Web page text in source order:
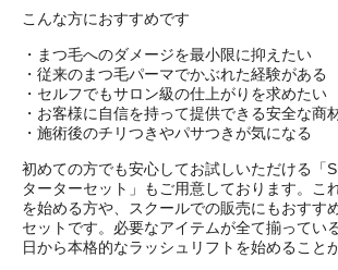
こんな方におすすめです
・まつ毛へのダメージを最小限に抑えたい
・従来のまつ毛パーマでかぶれた経験がある
・セルフでもサロン級の仕上がりを求めたい
・お客様に自信を持って提供できる安全な商
・施術後のチリつきやパサつきが気になる
初めての方でも安心してお試しいただける「
ターターセット」もご用意しております。こ
を始める方や、スクールでの販売にもおすす
セットです。必要なアイテムが全て揃ってい
日から本格的なラッシュリフトを始めること